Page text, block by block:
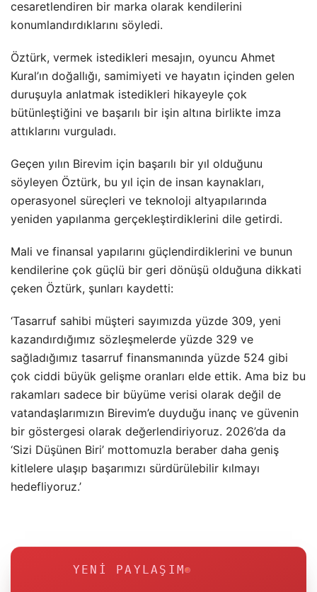
cesaretlendiren bir marka olarak kendilerini
konumlandırdıklarını söyledi.
Öztürk, vermek istedikleri mesajın, oyuncu Ahmet
Kural’ın doğallığı, samimiyeti ve hayatın içinden gelen
duruşuyla anlatmak istedikleri hikayeyle çok
bütünleştiğini ve başarılı bir işin altına birlikte imza
attıklarını vurguladı.
Geçen yılın Birevim için başarılı bir yıl olduğunu
söyleyen Öztürk, bu yıl için de insan kaynakları,
operasyonel süreçleri ve teknoloji altyapılarında
yeniden yapılanma gerçekleştirdiklerini dile getirdi.
Mali ve finansal yapılarını güçlendirdiklerini ve bunun
kendilerine çok güçlü bir geri dönüşü olduğuna dikkati
çeken Öztürk, şunları kaydetti:
‘Tasarruf sahibi müşteri sayımızda yüzde 309, yeni
kazandırdığımız sözleşmelerde yüzde 329 ve
sağladığımız tasarruf finansmanında yüzde 524 gibi
çok ciddi büyük gelişme oranları elde ettik. Ama biz bu
rakamları sadece bir büyüme verisi olarak değil de
vatandaşlarımızın Birevim’e duyduğu inanç ve güvenin
bir göstergesi olarak değerlendiriyoruz. 2026’da da
‘Sizi Düşünen Biri’ mottomuzla beraber daha geniş
kitlelere ulaşıp başarımızı sürdürülebilir kılmayı
hedefliyoruz.’
YENI PAYLAŞIM